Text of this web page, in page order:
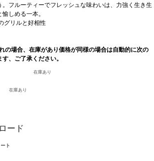
フルーティーでフレッシュな味わいは、力強く生き生
しめる一本。
グリルと好相性
の場合、在庫があり価格が同様の場合は自動的に次の
、ご了承ください。
在庫あり
在庫あり
ード
ト